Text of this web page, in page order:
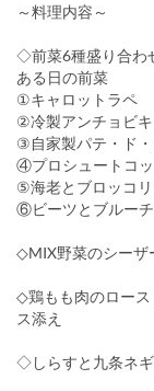
～料理内容～
◇前菜6種盛り合わ
ある日の前菜
①キャロットラペ
②冷製アンチョビ
③自家製パテ・ド
④プロシュートコッ
⑤海老とブロッコ
⑥ビーツとブルー
◇MIX野菜のシーザ
◇鶏もも肉のロー
ス添え
◇しらすと九条ネ